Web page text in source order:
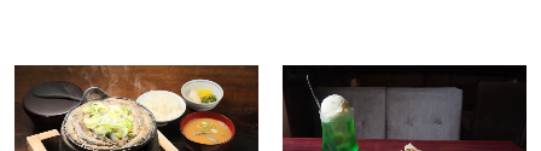
あわせて読みたい！浅草のオススメおでかけ記事